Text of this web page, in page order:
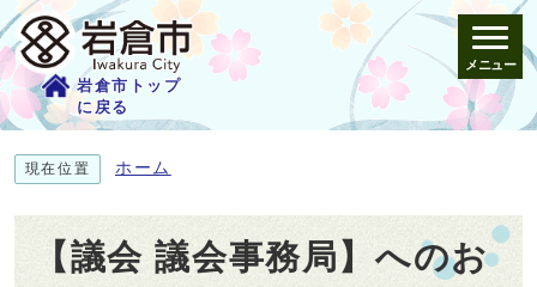
岩倉市トップ
に戻る
メニュー
現在位置 ホーム
【議会 議会事務局】へのお